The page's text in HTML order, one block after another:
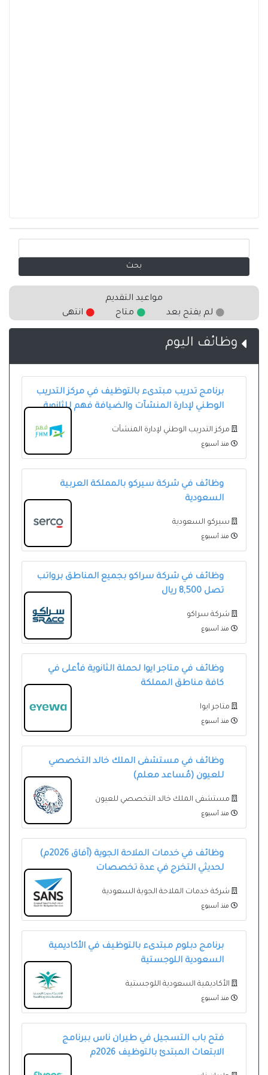
مواعيد التقديم
لم يفتح بعد
متاح انتهى
وظائف اليوم
برنامج تدريب مبتدىء بالتوظيف في مركز التدريب
الوطني لإدارة المنشآت والضيافة فهم للثانوية
مركز التدريب الوطني لإدارة المنشآت
منذ أسبوع
وظائف في شركة سيركو بالمملكة العربية
السعودية
سيركو السعودية
منذ أسبوع
وظائف في شركة سراكو بجميع المناطق برواتب
تصل 8,500 ريال
شركة سراكو
منذ أسبوع
وظائف في متاجر ايوا لحملة الثانوية فأعلى في
كافة مناطق المملكة
متاجر ايوا
منذ أسبوع
وظائف في مستشفى الملك خالد التخصصي
للعيون (مُساعد معلم)
مستشفى الملك خالد التخصصي للعيون
منذ أسبوع
وظائف في خدمات الملاحة الجوية (آفاق 2026م)
لحديثي التخرج في عدة تخصصات
شركة خدمات الملاحة الجوية السعودية
منذ أسبوع
برنامج دبلوم مبتدىء بالتوظيف في الأكاديمية
السعودية اللوجستية
الأكاديمية السعودية اللوجستية
منذ أسبوع
فتح باب التسجيل في طيران ناس ببرنامج
الابتعاث المبتدئ بالتوظيف 2026م